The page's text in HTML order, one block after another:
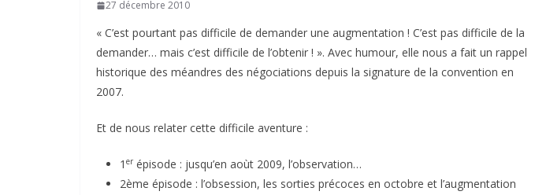
27 décembre 2010
« C’est pourtant pas difficile de demander une augmentation ! C’est pas difficile de la
demander… mais c’est difficile de l’obtenir ! ». Avec humour, elle nous a fait un rappel
historique des méandres des négociations depuis la signature de la convention en
2007.
Et de nous relater cette difficile aventure :
1 er épisode : jusqu’en aoùt 2009, l’observation…
2ème épisode : l’obsession, les sorties précoces en octobre et l’augmentation